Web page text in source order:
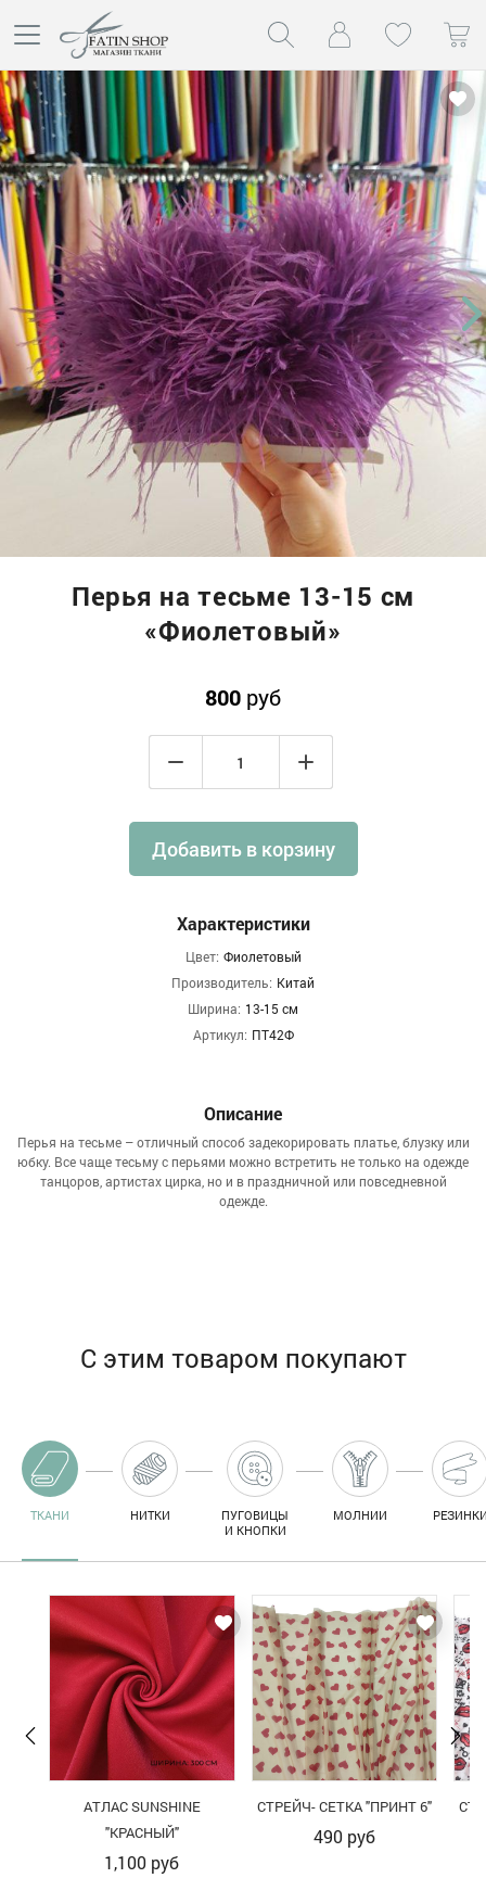
Перья на тесьме 13-15 см
«Фиолетовый»
800 руб
Добавить в корзину
Характеристики
Цвет: Фиолетовый
Производитель: Китай
Ширина: 13-15 см
Артикул: ПТ42Ф
Описание
Перья на тесьме – отличный способ задекорировать платье, блузку или
юбку. Все чаще тесьму с перьями можно встретить не только на одежде
танцоров, артистах цирка, но и в праздничной или повседневной
одежде.
С этим товаром покупают
ТКАНИ НИТКИ
ПУГОВИЦЫ
И КНОПКИ
МОЛНИИ
АТЛАС SUNSHINE
"КРАСНЫЙ"
1,100 руб
СТРЕЙЧ- СЕТКА "ПРИНТ 6"
490руб